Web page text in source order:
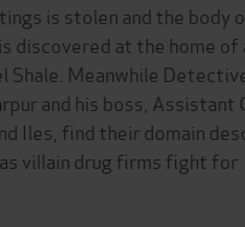
is stolen and the body
discovered at the home
Shale. Meanwhile
and his boss, Assistant
Iles, find their domain
villain drug firms fight for